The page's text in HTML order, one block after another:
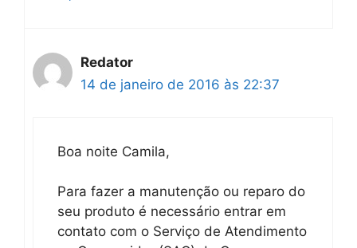
Redator
14 de janeiro de 2016 às 22:37
Boa noite Camila,
Para fazer a manutenção ou reparo do
seu produto é necessário entrar em
contato com o Serviço de Atendimento